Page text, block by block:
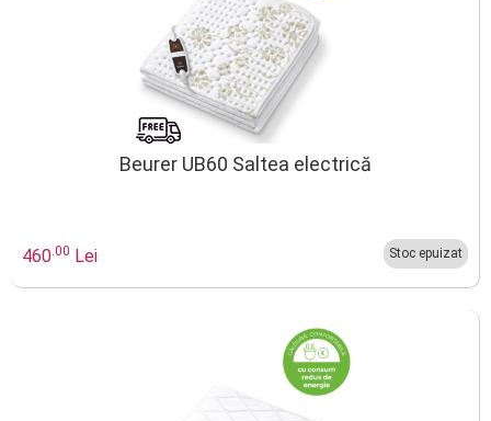
Beurer UB60 Saltea electrică
460.00 Lei Stoc epuizat